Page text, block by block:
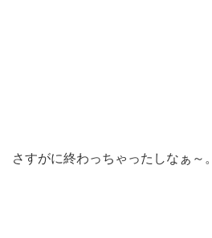
さすがに終わっちゃったしなぁ～。